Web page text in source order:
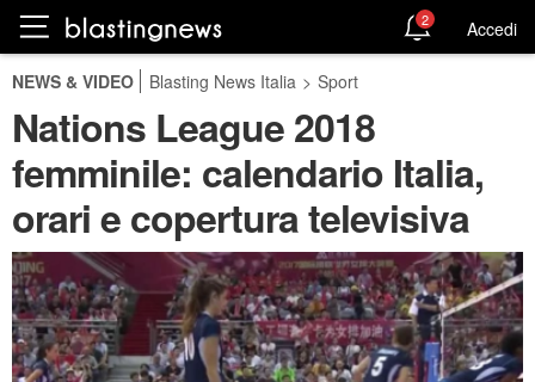
2 Accedi
NEWS & VIDEO Blasting News Italia > Sport
Nations League 2018
femminile: calendario Italia,
orari e copertura televisiva